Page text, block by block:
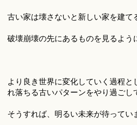
古い家は壊さないと新しい家を建て
破壊崩壊の先にあるものを見るよう
より良き世界に変化していく過程と
れ落ちる古いパターンをやり過ごし
そうすれば、明るい未来が待ってい